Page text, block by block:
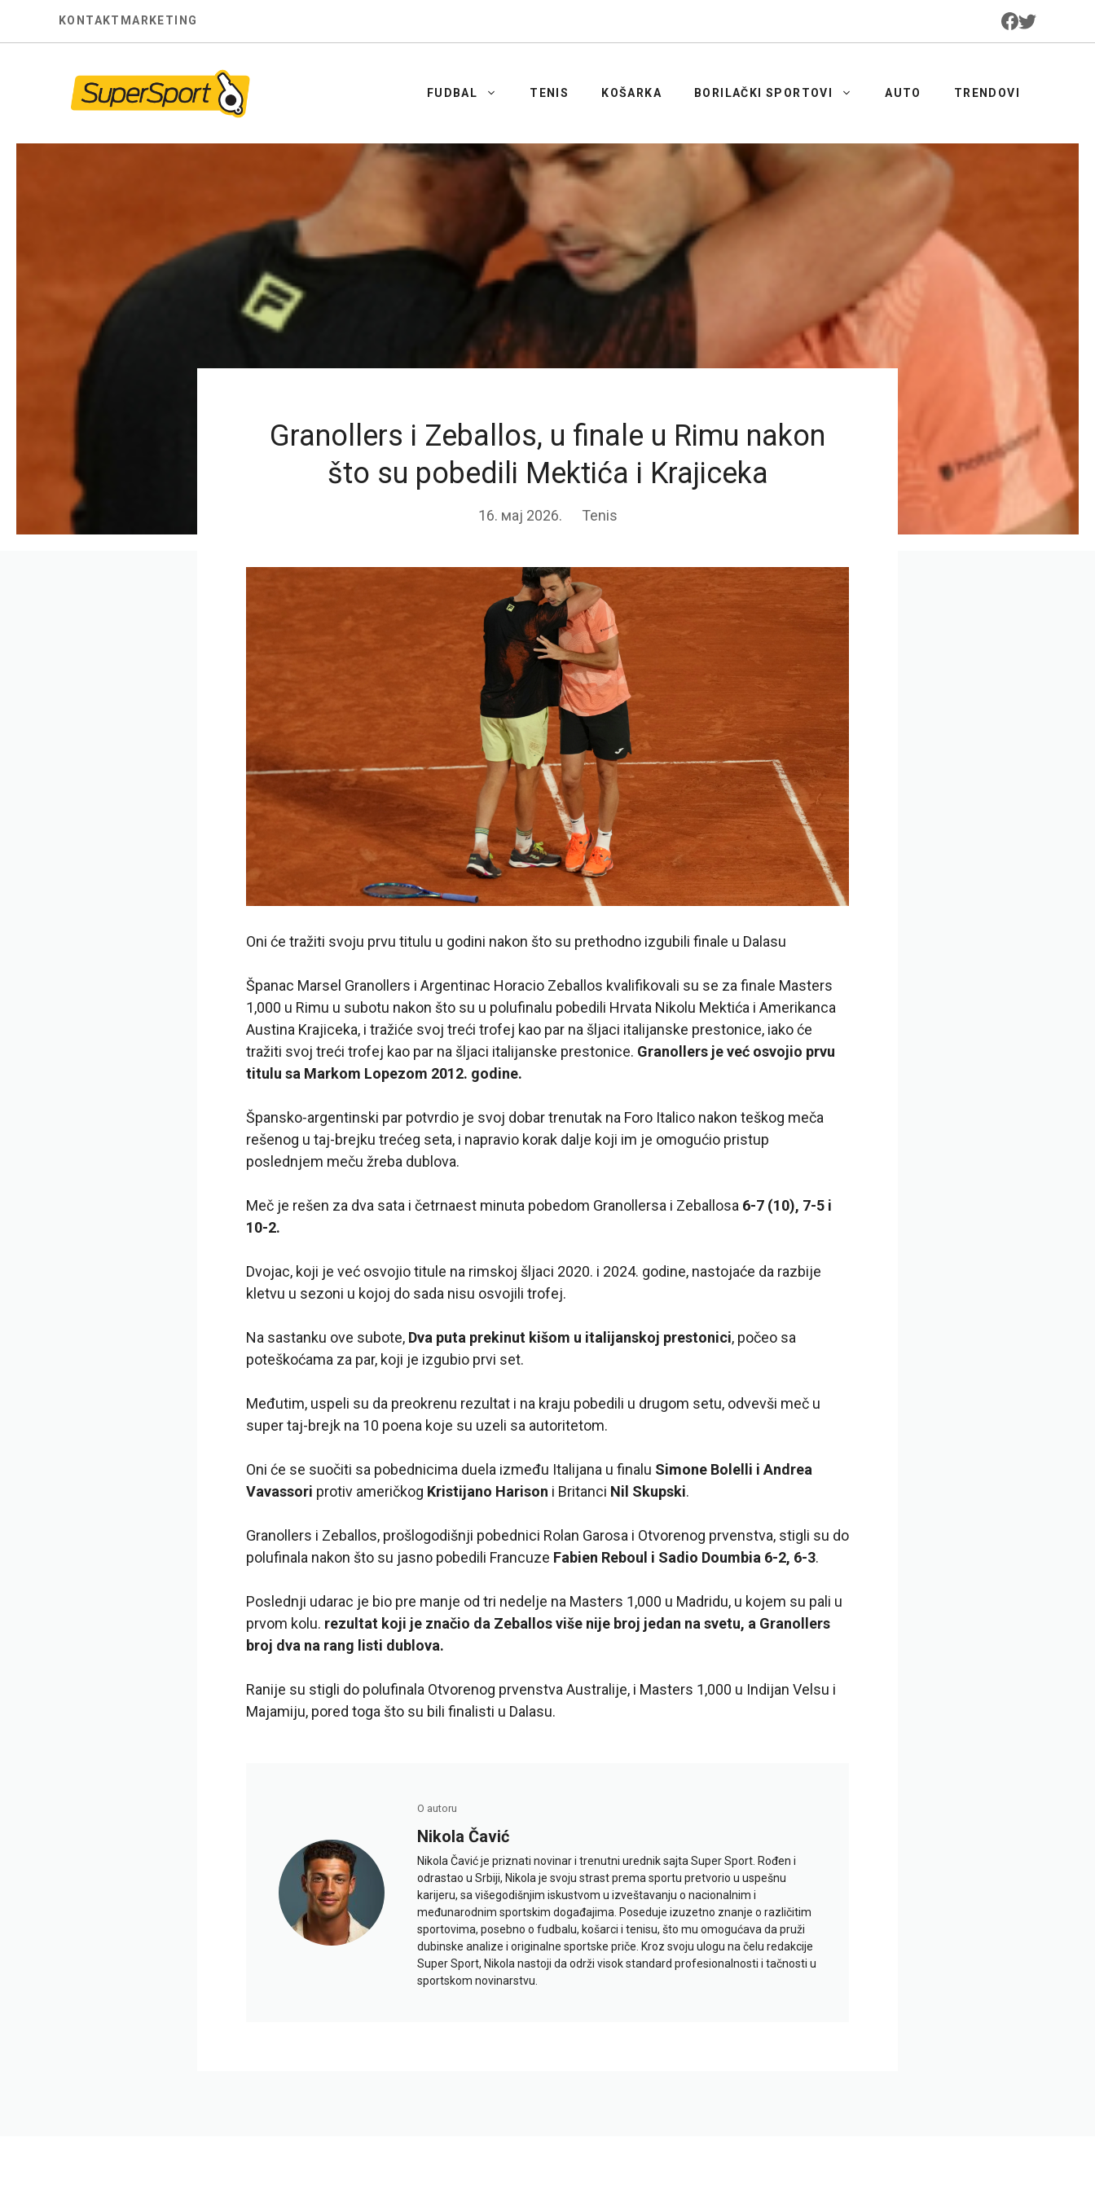
KONTAKT MARKETING
FUDBAL TENIS KOŠARKA BORILAČKI SPORTOVI AUTO TRENDOVI
Granollers i Zeballos, u finale u Rimu nakon
što su pobedili Mektića i Krajiceka
16. мај 2026. Tenis
Oni će tražiti svoju prvu titulu u godini nakon što su prethodno izgubili finale u Dalasu
Španac Marsel Granollers i Argentinac Horacio Zeballos kvalifikovali su se za finale Masters
1,000 u Rimu u subotu nakon što su u polufinalu pobedili Hrvata Nikolu Mektića i Amerikanca
Austina Krajiceka, i tražiće svoj treći trofej kao par na šljaci italijanske prestonice, iako će
tražiti svoj treći trofej kao par na šljaci italijanske prestonice. Granollers je već osvojio prvu
titulu sa Markom Lopezom 2012. godine.
Špansko-argentinski par potvrdio je svoj dobar trenutak na Foro Italico nakon teškog meča
rešenog u taj-brejku trećeg seta, i napravio korak dalje koji im je omogućio pristup
poslednjem meču žreba dublova.
Meč je rešen za dva sata i četrnaest minuta pobedom Granollersa i Zeballosa 6-7 (10), 7-5 i
10-2.
Dvojac, koji je već osvojio titule na rimskoj šljaci 2020. i 2024. godine, nastojaće da razbije
kletvu u sezoni u kojoj do sada nisu osvojili trofej.
Na sastanku ove subote, Dva puta prekinut kišom u italijanskoj prestonici, počeo sa
poteškoćama za par, koji je izgubio prvi set.
Međutim, uspeli su da preokrenu rezultat i na kraju pobedili u drugom setu, odvevši meč u
super taj-brejk na 10 poena koje su uzeli sa autoritetom.
Oni će se suočiti sa pobednicima duela između Italijana u finalu Simone Bolelli i Andrea
Vavassori protiv američkog Kristijano Harison i Britanci Nil Skupski.
Granollers i Zeballos, prošlogodišnji pobednici Rolan Garosa i Otvorenog prvenstva, stigli su do
polufinala nakon što su jasno pobedili Francuze Fabien Reboul i Sadio Doumbia 6-2, 6-3.
Poslednji udarac je bio pre manje od tri nedelje na Masters 1,000 u Madridu, u kojem su pali u
prvom kolu. rezultat koji je značio da Zeballos više nije broj jedan na svetu, a Granollers
broj dva na rang listi dublova.
Ranije su stigli do polufinala Otvorenog prvenstva Australije, i Masters 1,000 u Indijan Velsu i
Majamiju, pored toga što su bili finalisti u Dalasu.
O autoru
Nikola Čavić
Nikola Čavić je priznati novinar i trenutni urednik sajta Super Sport. Rođen i
odrastao u Srbiji, Nikola je svoju strast prema sportu pretvorio u uspešnu
karijeru, sa višegodišnjim iskustvom u izveštavanju o nacionalnim i
međunarodnim sportskim događajima. Poseduje izuzetno znanje o različitim
sportovima, posebno o fudbalu, košarci i tenisu, što mu omogućava da pruži
dubinske analize i originalne sportske priče. Kroz svoju ulogu na čelu redakcije
Super Sport, Nikola nastoji da održi visok standard profesionalnosti i tačnosti u
sportskom novinarstvu.